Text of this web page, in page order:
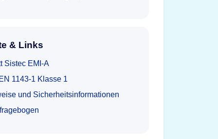
& Links
Sistec EMI-A
1143-1 Klasse 1
und Sicherheitsinformationen